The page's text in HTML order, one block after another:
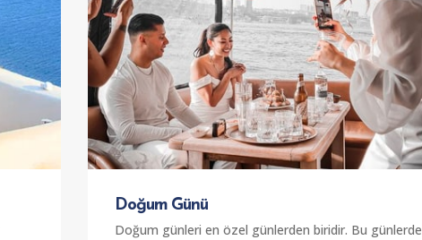
Doğum Günü
Doğum günleri en özel günlerden biridir. Bu günlerde